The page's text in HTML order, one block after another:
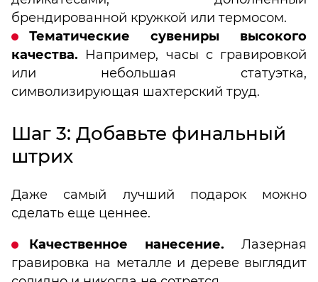
брендированной кружкой или термосом.
Тематические сувениры высокого
качества. Например, часы с гравировкой
или небольшая статуэтка,
символизирующая шахтерский труд.
Шаг 3: Добавьте финальный
штрих
Даже самый лучший подарок можно
сделать еще ценнее.
Качественное нанесение. Лазерная
гравировка на металле и дереве выглядит